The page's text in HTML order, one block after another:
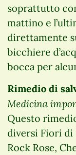
soprattutto
mattino e
direttamente
bicchiere
bocca per
Rimedio di
Medicina
Questo
diversi Fiori di
Rock Rose,